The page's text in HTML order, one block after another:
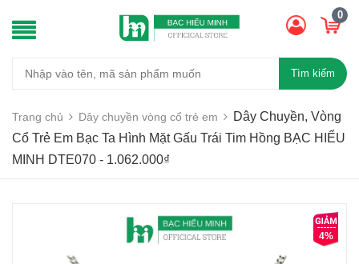
0
Tìm kiếm
Trang chủ Dây chuyền vòng cổ trẻ em
Dây Chuyền, Vòng
Cổ Trẻ Em Bạc Ta Hình Mặt Gấu Trái Tim Hồng BẠC HIỂU
MINH DTE070 - 1.062.000₫
4%